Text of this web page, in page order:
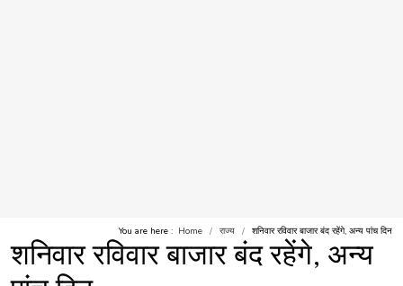
You are here : Home राज्य शनिवार रविवार बाजार बंद रहेंगे, अन्य पांच दिन
शनिवार रविवार बाजार बंद रहेंगे, अन्य